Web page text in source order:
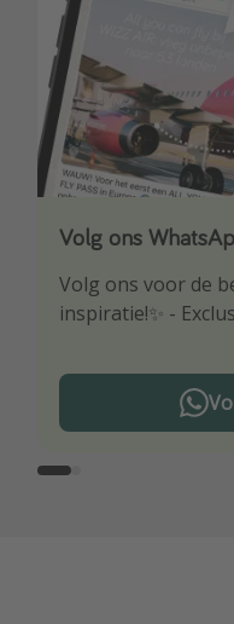
Volg ons
Volg ons voor de
inspiratie!✨ -
Download onze
Wees als eerste
reisaanbiedingen